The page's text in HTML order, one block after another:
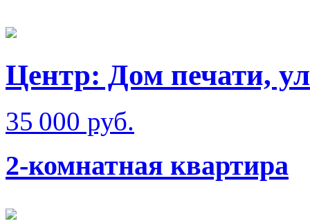
Центр: Дом печати,
35 000 руб.
2-комнатная квартира